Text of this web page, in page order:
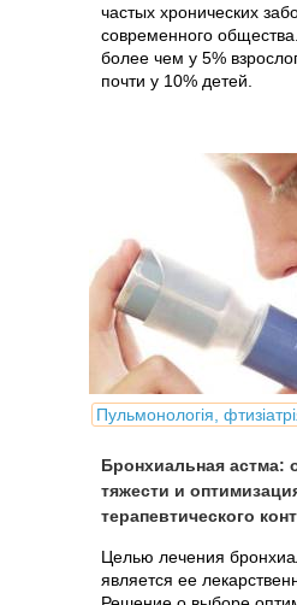
частых хронических
современного
более чем у 5%
почти у 10% детей.
Пульмонологія,
Бронхиальная астма:
тяжести и
терапевтического
Целью лечения
является ее